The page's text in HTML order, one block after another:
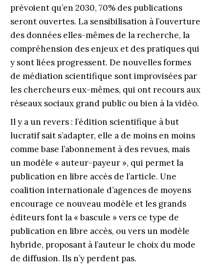
prévoient qu’en 2030, 70% des publications
seront ou­vertes. La sensibilisation à l’ouverture
des données elles-mêmes de la recher­che, la
compréhension des enjeux et des pratiques qui
y sont liées progressent. De nouvelles formes
de médiation scientifique sont improvisées par
les chercheurs eux-mêmes, qui ont recours aux
réseaux sociaux grand public ou bien à la vidéo.
Il y a un revers : l’édition scientifique à but
lucratif sait s’adapter, elle a de moins en moins
comme base l’abonnement à des revues, mais
un modèle « auteur-payeur », qui permet la
publication en libre accès de l’article. Une
coalition internationale d’agences de moyens
encourage ce nouveau modèle et les grands
éditeurs font la « bascule » vers ce type de
publication en libre accès, ou vers un modèle
hybride, proposant à l’auteur le choix du mode
de diffusion. Ils n’y perdent pas.